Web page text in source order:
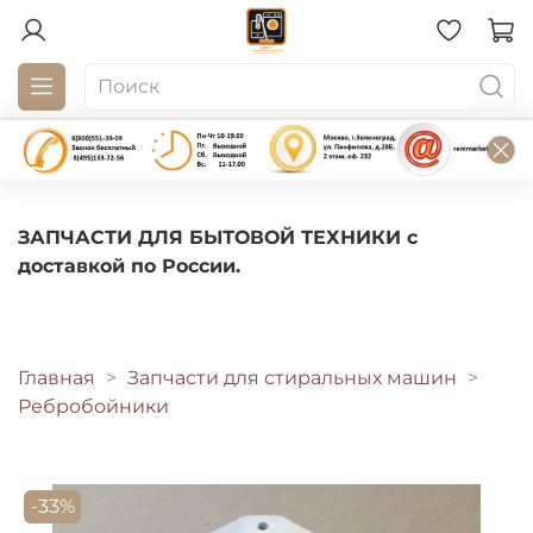
ЗАПЧАСТИ ДЛЯ БЫТОВОЙ ТЕХНИКИ с
доставкой по России.
Главная
Запчасти для стиральных машин
Ребробойники
-33%